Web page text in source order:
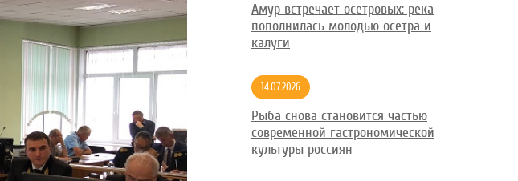
Амур встречает осетровых: река
пополнилась молодью осетра и
калуги
14.07.2026
Рыба снова становится частью
современной гастрономической
культуры россиян